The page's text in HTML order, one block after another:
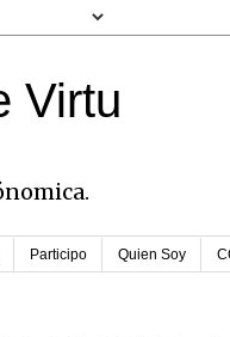
Virtu
Participo Quien Soy